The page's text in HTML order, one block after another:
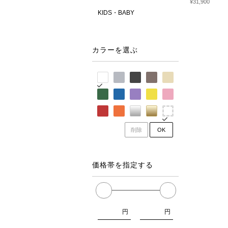
KIDS・BABY
カラーを選ぶ
削除 OK
価格帯を指定する
円 円
¥31,900